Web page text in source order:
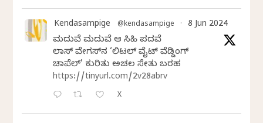
Kendasampige @kendasampige · 8 Jun 2024
ಮದುವೆ ಮದುವೆ ಆ ಸಿಹಿ ಪದವೆ
ಲಾಸ್‌ ವೇಗಸ್‌ನ ‘ಲಿಟಲ್ ವೈಟ್ ವೆಡ್ಡಿಂಗ್
ಚಾಪೆಲ್’ ಕುರಿತು ಅಚಲ ಸೇತು ಬರಹ
https://tinyurl.com/2v28abrv
X